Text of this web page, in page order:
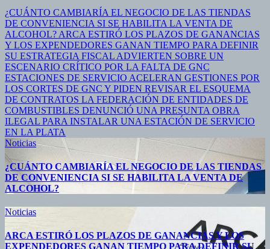
¿CUÁNTO CAMBIARÍA EL NEGOCIO DE LAS TIENDAS
DE CONVENIENCIA SI SE HABILITA LA VENTA DE
ALCOHOL? ARCA ESTIRÓ LOS PLAZOS DE GANANCIAS
Y LOS EXPENDEDORES GANAN TIEMPO PARA DEFINIR
SU ESTRATEGIA FISCAL ADVIERTEN SOBRE UN
ESCENARIO CRÍTICO POR LA FALTA DE GNC
ESTACIONES DE SERVICIO ACELERAN GESTIONES POR
LOS CORTES DE GNC Y PIDEN REVISAR EL ESQUEMA
DE CONTRATOS LA FEDERACIÓN DE ENTIDADES DE
COMBUSTIBLES DENUNCIÓ UNA PRESUNTA OBRA
ILEGAL PARA INSTALAR UNA ESTACIÓN DE SERVICIO
EN LA PLATA
Noticias
¿CUÁNTO CAMBIARÍA EL NEGOCIO DE LAS TIENDAS
DE CONVENIENCIA SI SE HABILITA LA VENTA DE
ALCOHOL?
Noticias
ARCA ESTIRÓ LOS PLAZOS DE GANANCIAS Y LOS
EXPENDEDORES GANAN TIEMPO PARA DEFINIR SU